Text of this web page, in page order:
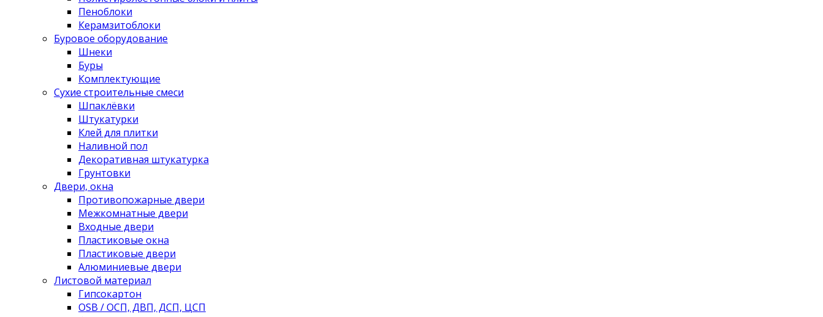
Пеноблоки
Керамзитоблоки
Буровое оборудование
Шнеки
Буры
Комплектующие
Сухие строительные смеси
Шпаклёвки
Штукатурки
Клей для плитки
Наливной пол
Декоративная штукатурка
Грунтовки
Двери, окна
Противопожарные двери
Межкомнатные двери
Входные двери
Пластиковые окна
Пластиковые двери
Алюминиевые двери
Листовой материал
Гипсокартон
OSB / ОСП, ДВП, ДСП, ЦСП